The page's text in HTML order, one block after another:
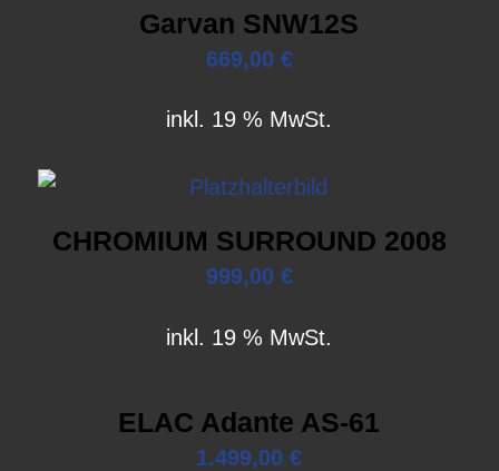
Garvan SNW12S
669,00 €
inkl. 19 % MwSt.
CHROMIUM SURROUND 2008
999,00 €
inkl. 19 % MwSt.
ELAC Adante AS-61
1.499,00€